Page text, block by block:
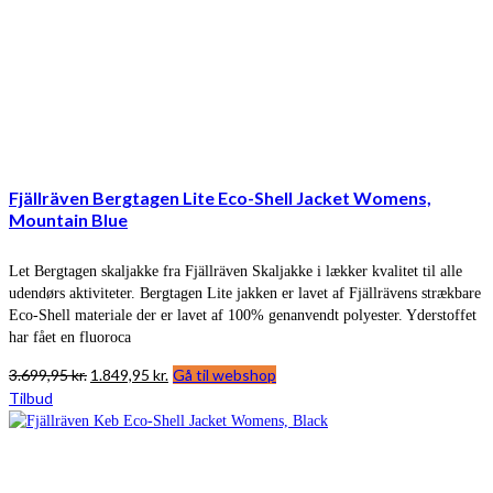
Fjällräven Bergtagen Lite Eco-Shell Jacket Womens,
Mountain Blue
Let Bergtagen skaljakke fra Fjällräven Skaljakke i lækker kvalitet til alle
udendørs aktiviteter. Bergtagen Lite jakken er lavet af Fjällrävens strækbare
Eco-Shell materiale der er lavet af 100% genanvendt polyester. Yderstoffet
har fået en fluoroca
3.699,95kr. Den
pris
1.849,95 kr. Den
pris
Gå til webshop
Tilbud